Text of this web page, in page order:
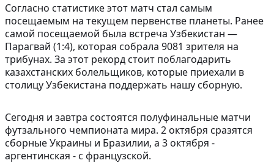
Согласно статистике этот матч стал самым
посещаемым на текущем первенстве планеты. Ранее
самой посещаемой была встреча Узбекистан —
Парагвай (1:4), которая собрала 9081 зрителя на
трибунах. За этот рекорд стоит поблагодарить
казахстанских болельщиков, которые приехали в
столицу Узбекистана поддержать нашу сборную.
Сегодня и завтра состоятся полуфинальные матчи
футзального чемпионата мира. 2 октября сразятся
сборные Украины и Бразилии, а 3 октября -
аргентинская - с французской.